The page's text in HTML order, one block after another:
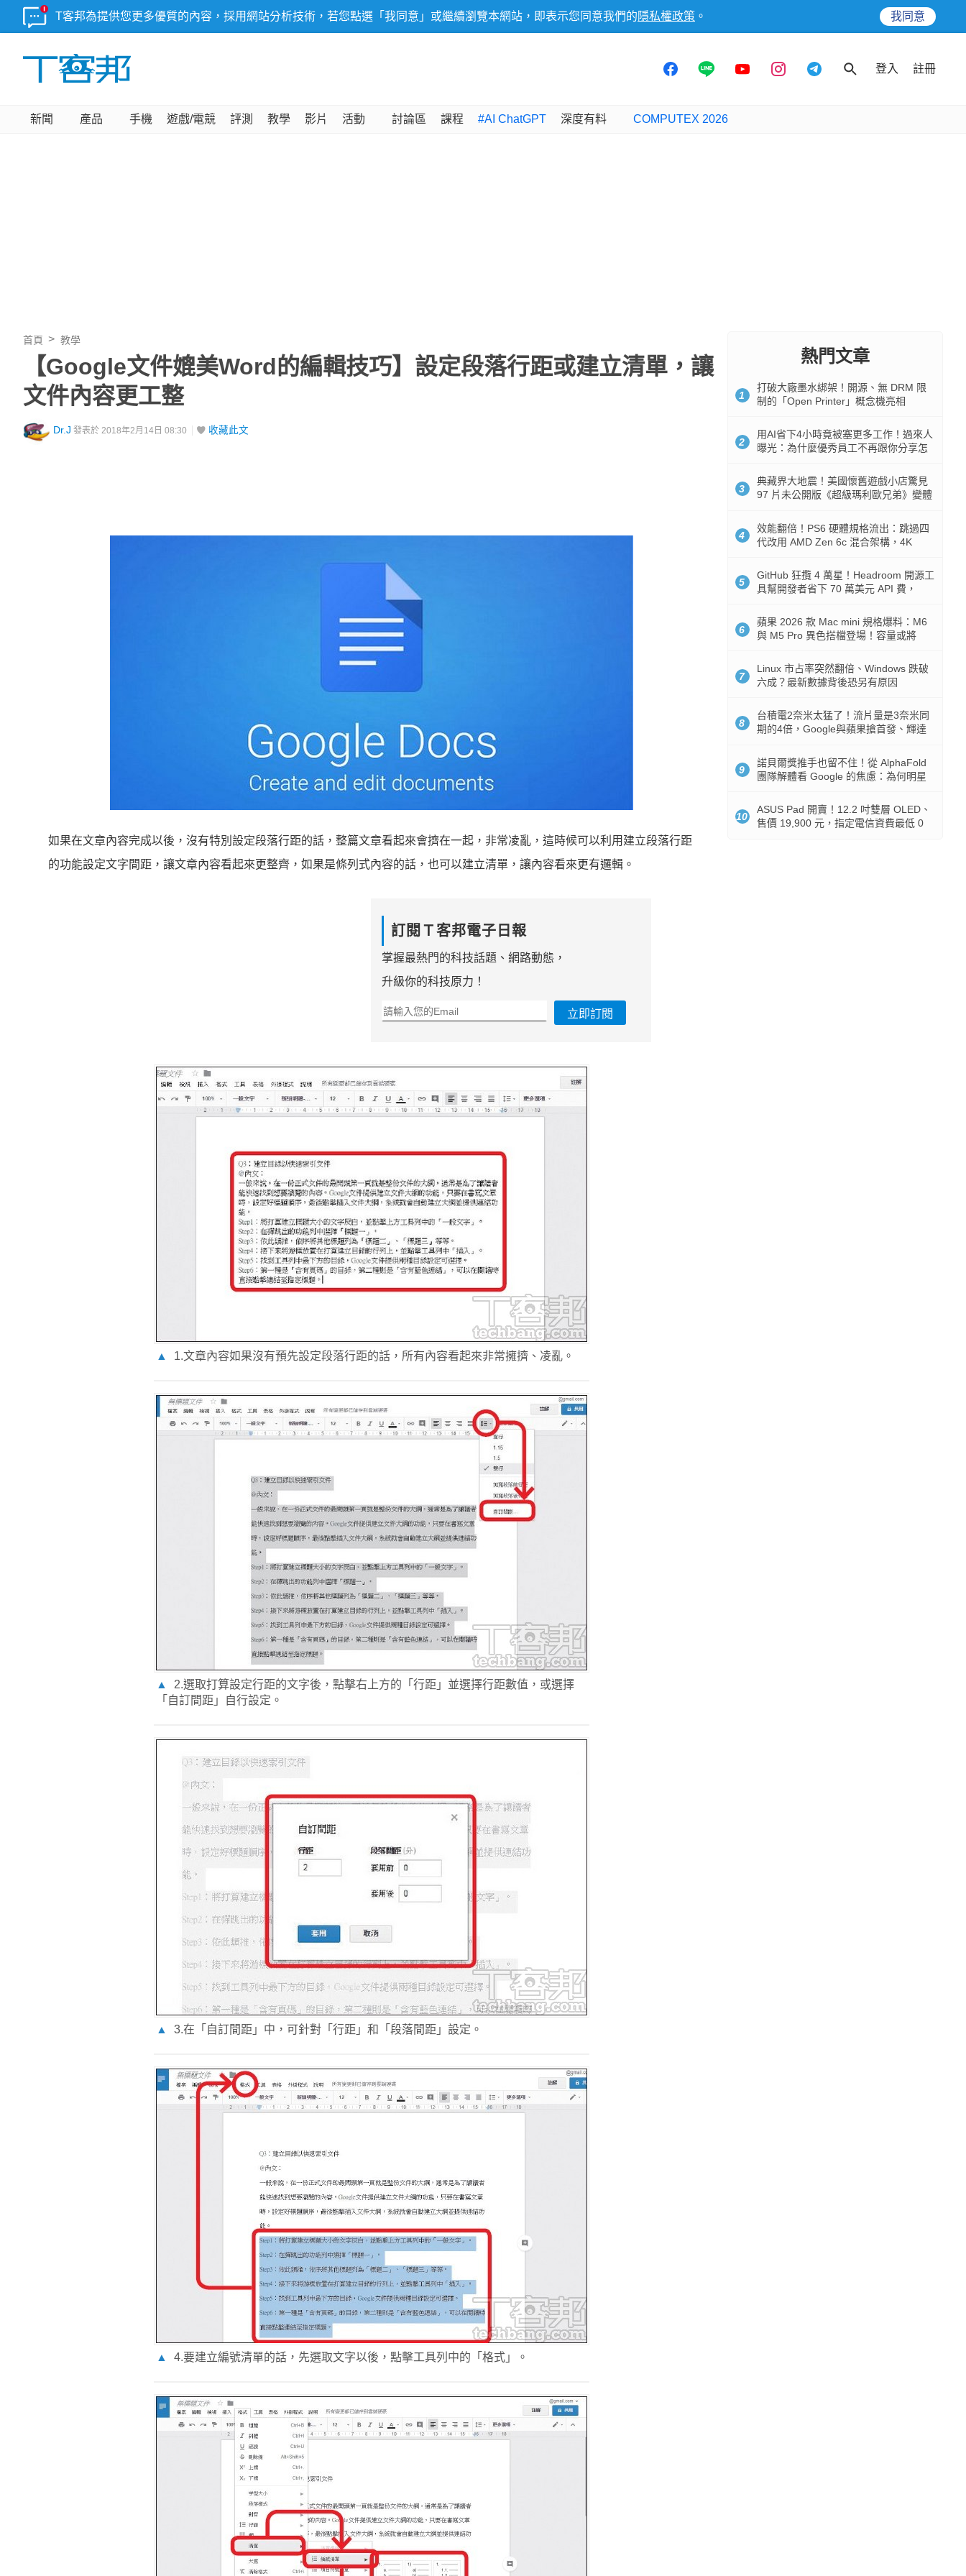
T客邦為提供您更多優質的內容，採用網站分析技術，若您點選「我同意」或繼續瀏覽本網站，即表示您同意我們的 隱私權政策 。 我同意
登入 註冊
新聞 產品 手機 遊戲/電競 評測 教學 影片 活動 討論區 課程 #AI ChatGPT 深度有料 COMPUTEX 2026
首頁 教學
【Google文件媲美Word的編輯技巧】設定段落行距或建立清單，讓
文件內容更工整
Dr.J 發表於 2018年2月14日 08:30 收藏此文
如果在文章內容完成以後，沒有特別設定段落行距的話，整篇文章看起來會擠在一起，非常凌亂，這時候可以利用建立段落行距
的功能設定文字間距，讓文章內容看起來更整齊，如果是條列式內容的話，也可以建立清單，讓內容看來更有邏輯。
訂閱Ｔ客邦電子日報
掌握最熱門的科技話題、網路動態，
升級你的科技原力！
立即訂閱
▲ 1.文章內容如果沒有預先設定段落行距的話，所有內容看起來非常擁擠、凌亂。
▲
2.選取打算設定行距的文字後，點擊右上方的「行距」並選擇行距數值，或選擇
「自訂間距」自行設定。
▲ 3.在「自訂間距」中，可針對「行距」和「段落間距」設定。
▲ 4.要建立編號清單的話，先選取文字以後，點擊工具列中的「格式」。
熱門文章
1
打破大廠墨水綁架！開源、無 DRM 限
制的「Open Printer」概念機亮相
2
用AI省下4小時竟被塞更多工作！過來人
曝光：為什麼優秀員工不再跟你分享怎
3
典藏界大地震！美國懷舊遊戲小店驚見
97 片未公開版《超級瑪利歐兄弟》變體
4
效能翻倍！PS6 硬體規格流出：跳過四
代改用 AMD Zen 6c 混合架構，4K
5
GitHub 狂攬 4 萬星！Headroom 開源工
具幫開發者省下 70 萬美元 API 費，
6
蘋果 2026 款 Mac mini 規格爆料：M6
與 M5 Pro 異色搭檔登場！容量或將
7
Linux 市占率突然翻倍、Windows 跌破
六成？最新數據背後恐另有原因
8
台積電2奈米太猛了！流片量是3奈米同
期的4倍，Google與蘋果搶首發、輝達
9
諾貝爾獎推手也留不住！從 AlphaFold
團隊解體看 Google 的焦慮：為何明星
10
ASUS Pad 開賣！12.2 吋雙層 OLED、
售價 19,900 元，指定電信資費最低 0